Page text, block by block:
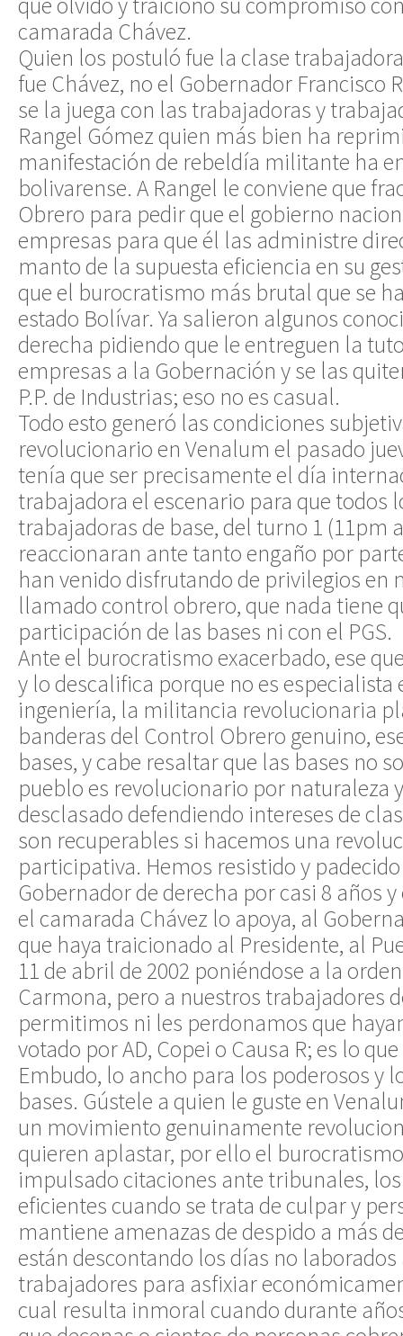
camarada Chávez.
Quien los postuló fue la clase
fue Chávez, no el Gobernador Francisco
se la juega con las trabajadoras y
Rangel Gómez quien más bien ha
manifestación de rebeldía militante ha
bolivarense. A Rangel le conviene que
Obrero para pedir que el gobierno
empresas para que él las administre
manto de la supuesta eficiencia en su
que el burocratismo más brutal que se
estado Bolívar. Ya salieron algunos
derecha pidiendo que le entreguen la
empresas a la Gobernación y se las
P.P. de Industrias; eso no es casual.
Todo esto generó las condiciones
revolucionario en Venalum el pasado
tenía que ser precisamente el día
trabajadora el escenario para que todos
trabajadoras de base, del turno 1 (11pm
reaccionaran ante tanto engaño por
han venido disfrutando de privilegios en
llamado control obrero, que nada tiene
participación de las bases ni con el PGS.
Ante el burocratismo exacerbado, ese
y lo descalifica porque no es
ingeniería, la militancia revolucionaria
banderas del Control Obrero genuino,
bases, y cabe resaltar que las bases no
pueblo es revolucionario por naturaleza
desclasado defendiendo intereses de
son recuperables si hacemos una
participativa. Hemos resistido y
Gobernador de derecha por casi 8 años
el camarada Chávez lo apoya, al
que haya traicionado al Presidente, al
11 de abril de 2002 poniéndose a la
Carmona, pero a nuestros trabajadores
permitimos ni les perdonamos que
votado por AD, Copei o Causa R; es lo
Embudo, lo ancho para los poderosos y
bases. Gústele a quien le guste en
un movimiento genuinamente
quieren aplastar, por ello el
impulsado citaciones ante tribunales,
eficientes cuando se trata de culpar y
mantiene amenazas de despido a más
están descontando los días no laborados
trabajadores para asfixiar
cual resulta inmoral cuando durante